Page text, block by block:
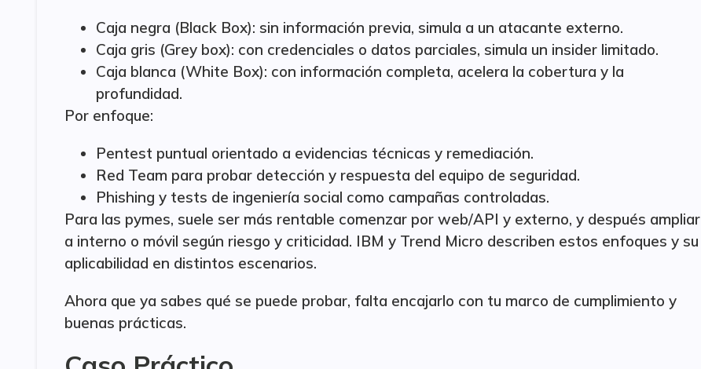
Caja negra (Black Box): sin información previa, simula a un atacante externo.
Caja gris (Grey box): con credenciales o datos parciales, simula un insider limitado.
Caja blanca (White Box): con información completa, acelera la cobertura y la
profundidad.
Por enfoque:
Pentest puntual orientado a evidencias técnicas y remediación.
Red Team para probar detección y respuesta del equipo de seguridad.
Phishing y tests de ingeniería social como campañas controladas.
Para las pymes, suele ser más rentable comenzar por web/API y externo, y después ampliar
a interno o móvil según riesgo y criticidad. IBM y Trend Micro describen estos enfoques y su
aplicabilidad en distintos escenarios.
Ahora que ya sabes qué se puede probar, falta encajarlo con tu marco de cumplimiento y
buenas prácticas.